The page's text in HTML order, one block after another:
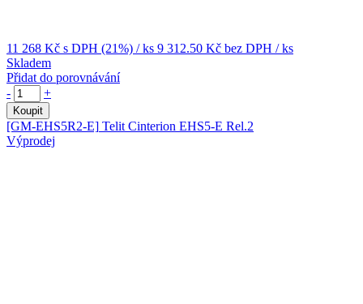
11 268 Kč s DPH (21%) / ks 9 312.50 Kč bez DPH / ks
Skladem
Přidat do porovnávání
-
+
Koupit
[GM-EHS5R2-E] Telit Cinterion EHS5-E Rel.2
Výprodej